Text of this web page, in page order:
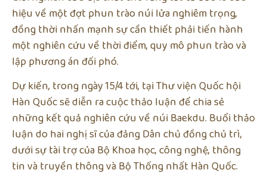
hiệu về một đợt phun trào núi lửa nghiêm trọng,
đồng thời nhấn mạnh sự cần thiết phải tiến hành
một nghiên cứu về thời điểm, quy mô phun trào và
lập phương án đối phó.
Dự kiến, trong ngày 15/4 tới, tại Thư viện Quốc hội
Hàn Quốc sẽ diễn ra cuộc thảo luận để chia sẻ
những kết quả nghiên cứu về núi Baekdu. Buổi thảo
luận do hai nghị sĩ của đảng Dân chủ đồng chủ trì,
dưới sự tài trợ của Bộ Khoa học, công nghệ, thông
tin và truyền thông và Bộ Thống nhất Hàn Quốc.